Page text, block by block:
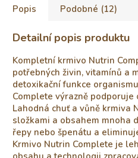
Popis Podobné (12)
Detailní popis produktu
Kompletní krmivo Nutrin
potřebných živin, vitamínů a
detoxikační funkce
Complete výrazně
Lahodná chuť a vůně krmiva
složkami a obsahem mnoha
řepy nebo špenátu a
Krmivo Nutrin Complete je